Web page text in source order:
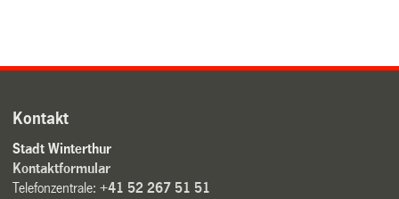
Kontakt
Stadt Winterthur
Kontaktformular
Telefonzentrale:+41 52 267 51 51